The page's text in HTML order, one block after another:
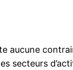
aucune
secteurs